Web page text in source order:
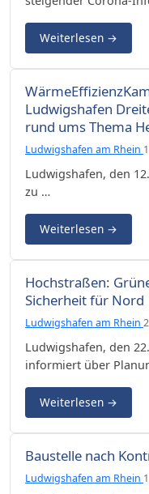
Weiterlesen →
Ludwigshafen
rund ums Thema
Ludwigshafen am Rhein
Ludwigshafen, den
zu …
Weiterlesen →
Hochstraßen:
Sicherheit für Nord
Ludwigshafen am Rhein
Ludwigshafen, den
informiert über
Weiterlesen →
Baustelle nach
Ludwigshafen am Rhein